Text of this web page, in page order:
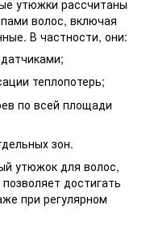
утюжки рассчитаны
волос, включая
В частности, они:
теплопотерь;
по всей площади
зон.
утюжок для волос,
достигать
при регулярном